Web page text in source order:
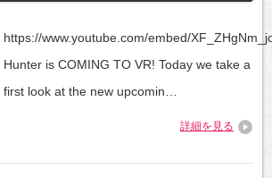
https://www.youtube.com/embed/
Hunter is COMING TO VR! Today we take a
first look at the new upcomin…
詳細を見る